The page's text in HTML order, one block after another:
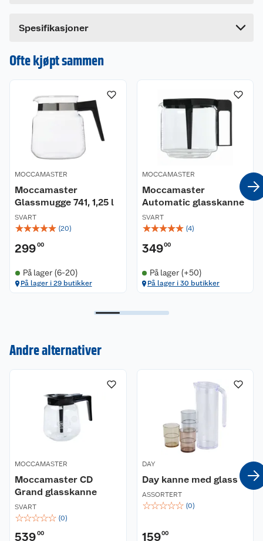
Dette produktet har ikke fått noen omtale ennå.
en omtale.
Spesifikasjoner
Ofte kjøpt sammen
MOCCAMASTER
Moccamaster
Glassmugge 741, 1,25 l
SVART
☆☆☆☆☆ (20)
29900
På lager (6-20)
På lager i 29 butikker
MOCCAMASTER
Moccamaster
Automatic glasskanne
SVART
☆☆☆☆☆ (4)
34900
På lager (+50)
På lager i 30 butikker
Andre alternativer
MOCCAMASTER
Moccamaster CD
Grand glasskanne
SVART
☆☆☆☆☆ (0)
53900
DAY
Day kanne med glass
ASSORTERT
☆☆☆☆☆ (0)
15900
Om oss
Våre butikker
Våre merkevarer
Coop kjeder
Ledige stillinger
Bærekraft
Kontakt oss
Reklamasjon og garanti
Ofte stilte spørsmål
Betalingsalternativer
Leveringsalternativer
Pakkesporing
Åpent kjøp
Coop medlem